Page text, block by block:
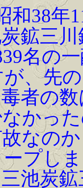
38年
鉱三
名の
、先
者の
かっ
なのか
プし
池炭鉱